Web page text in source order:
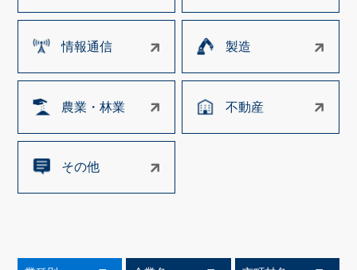
情報通信 製造
農業・林業 不動産
その他